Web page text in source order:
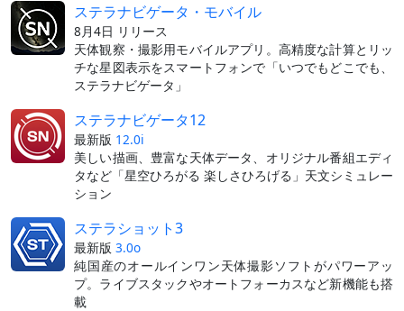
ステラナビゲータ・モバイル
8月4日 リリース
天体観察・撮影用モバイルアプリ。高精度な計算とリッ
チな星図表示をスマートフォンで「いつでもどこでも、
ステラナビゲータ」
ステラナビゲータ12
最新版 12.0i
美しい描画、豊富な天体データ、オリジナル番組エディ
タなど「星空ひろがる 楽しさひろげる」天文シミュレー
ション
ステラショット3
最新版 3.0o
純国産のオールインワン天体撮影ソフトがパワーアッ
プ。ライブスタックやオートフォーカスなど新機能も搭
載